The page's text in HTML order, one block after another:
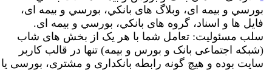
بورسي و بیمه ای، وبلاگ های بانکي، بورسي و بیمه ای،
فایل ها و اسناد، گروه های بانکي، بورسي و بیمه ای.
سلب مسئولیت: تعامل شما با هر یک از بخش های شاب
(شبکه اجتماعی بانک و بورس و بیمه) تنها در قالب کاربر
سایت بوده و هیچ گونه رابطه بانکداری و مشتری، بورسی یا